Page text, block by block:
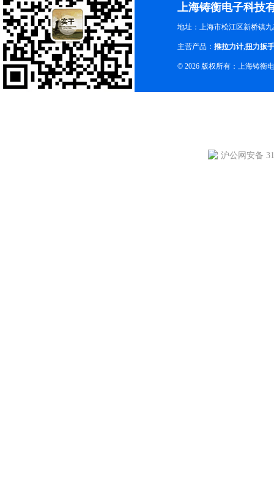
上海铸衡电子科技
地址：上海市松江区新桥镇
主营产品： 推拉力计,扭力扳手
© 2026 版权所有：上海铸衡
沪公网安备